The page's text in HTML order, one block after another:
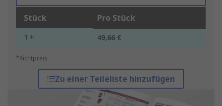
Stück Pro Stück
1 + 49,66 €
*Richtpreis
Zu einer Teileliste hinzufügen